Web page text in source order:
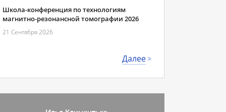
Школа-конференция по технологиям
магнитно-резонансной томографии 2026
21 Сентября 2026
Далее